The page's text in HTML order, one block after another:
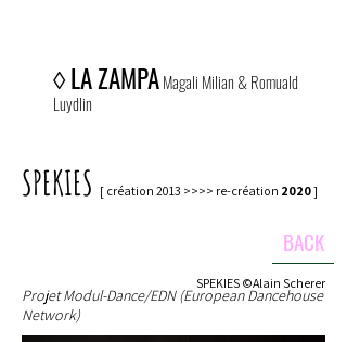
◊LA ZAMPAMagali Milian & Romuald
Luydlin
SPEKIES [ création 2013 >>>> re-création 2020]
BACK
Projet Modul-Dance/EDN (European Dancehouse
Network)
SPEKIES ©Alain Scherer